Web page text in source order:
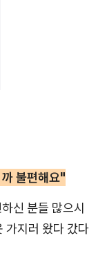
불편해요"
신 분들 많으시
가지러 왔다 갔다